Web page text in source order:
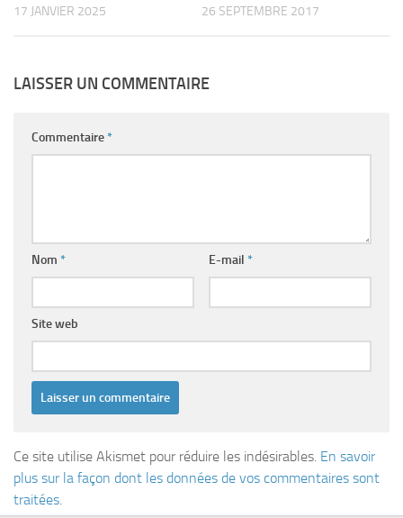
17 JANVIER 2025 26 SEPTEMBRE 2017
LAISSER UN COMMENTAIRE
Commentaire*
Nom * E-mail *
Site web
Ce site utilise Akismet pour réduire les indésirables. En savoir
plus sur la façon dont les données de vos commentaires sont
traitées